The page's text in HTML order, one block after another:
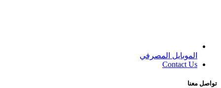
الموبايل المصرفي
Contact Us
تواصل معنا